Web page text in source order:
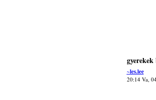
gyerekek
~les.lee
20:14 Va,